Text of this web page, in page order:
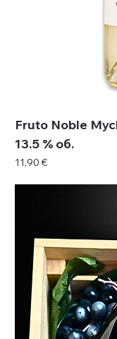
Fruto Noble
13.5 % об.
Цена
11,90 €